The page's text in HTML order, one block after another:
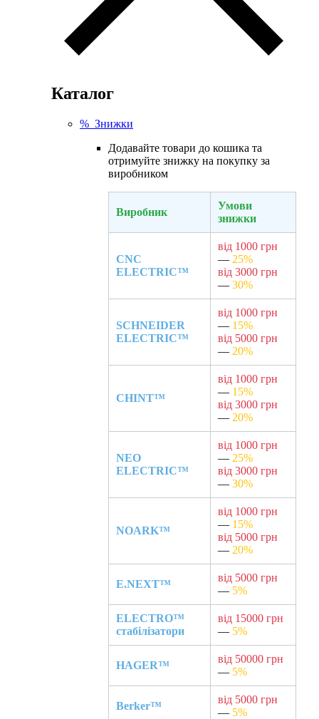
Каталог
% Знижки
Додавайте товари до кошика та
отримуйте знижку на покупку за
виробником
Виробник
Умови
знижки
CNC
ELECTRIC™
від 1000 грн
— 25%
від 3000 грн
— 30%
SCHNEIDER
ELECTRIC™
від 1000 грн
— 15%
від 5000 грн
— 20%
CHINT™
від 1000 грн
— 15%
від 3000 грн
— 20%
NEO
ELECTRIC™
від 1000 грн
— 25%
від 3000 грн
— 30%
NOARK™
від 1000 грн
— 15%
від 5000 грн
— 20%
E.NEXT™
від 5000 грн
— 5%
ELECTRO™
стабілізатори
від 15000 грн
— 5%
HAGER™
від 50000 грн
— 5%
Berker™
від 5000 грн
— 5%